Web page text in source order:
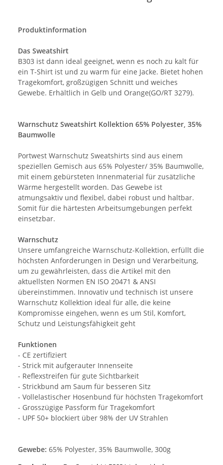
Produktinformation
Das Sweatshirt
B303 ist dann ideal geeignet, wenn es noch zu kalt für
ein T-Shirt ist und zu warm für eine Jacke. Bietet hohen
Tragekomfort, großzügigen Schnitt und weiches
Gewebe. Erhältlich in Gelb und Orange(GO/RT 3279).
Warnschutz Sweatshirt Kollektion 65% Polyester, 35%
Baumwolle
Portwest Warnschutz Sweatshirts sind aus einem
speziellen Gemisch aus 65% Polyester/ 35% Baumwolle,
mit einem gebürsteten Innenmaterial für zusätzliche
Wärme hergestellt worden. Das Gewebe ist
atmungsaktiv und flexibel, dabei robust und haltbar.
Somit für die härtesten Arbeitsumgebungen perfekt
einsetzbar.
Warnschutz
Unsere umfangreiche Warnschutz-Kollektion, erfüllt die
höchsten Anforderungen in Design und Verarbeitung,
um zu gewährleisten, dass die Artikel mit den
aktuellsten Normen EN ISO 20471 & ANSI
übereinstimmen. Innovativ und technisch ist unsere
Warnschutz Kollektion ideal für alle, die keine
Kompromisse eingehen, wenn es um Stil, Komfort,
Schutz und Leistungsfähigkeit geht
Funktionen
- CE zertifiziert
- Strick mit aufgerauter Innenseite
- Reflexstreifen für gute Sichtbarkeit
- Strickbund am Saum für besseren Sitz
- Vollelastischer Hosenbund für höchsten Tragekomfort
- Grosszügige Passform für Tragekomfort
- UPF 50+ blockiert über 98% der UV Strahlen
Gewebe: 65% Polyester, 35% Baumwolle, 300g